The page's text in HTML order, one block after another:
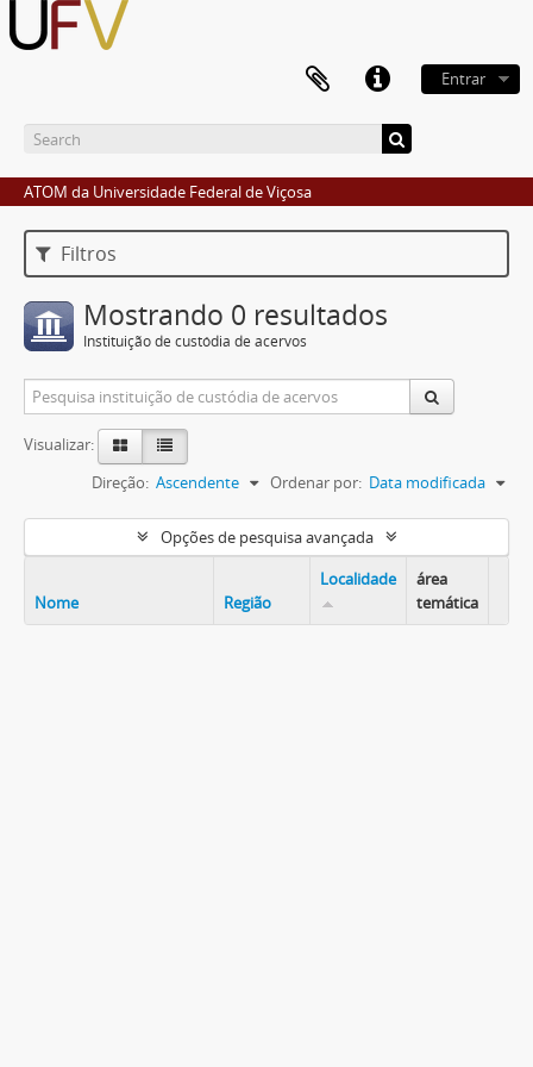
Entrar
ATOM da Universidade Federal de Viçosa
Filtros
Mostrando 0 resultados
Instituição de custódia de acervos
Visualizar:
Ordenar por: Data modificada
Direção: Ascendente
Opções de pesquisa avançada
Nome Região
Localidade
área
temática